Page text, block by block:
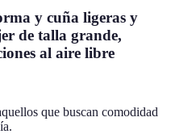
y cuña ligeras y
de talla grande,
al aire libre
que buscan comodidad